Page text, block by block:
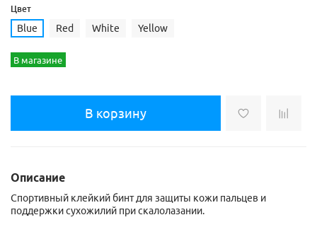
Цвет
Blue Red White Yellow
В магазине
В корзину
Описание
Спортивный клейкий бинт для защиты кожи пальцев и
поддержки сухожилий при скалолазании.